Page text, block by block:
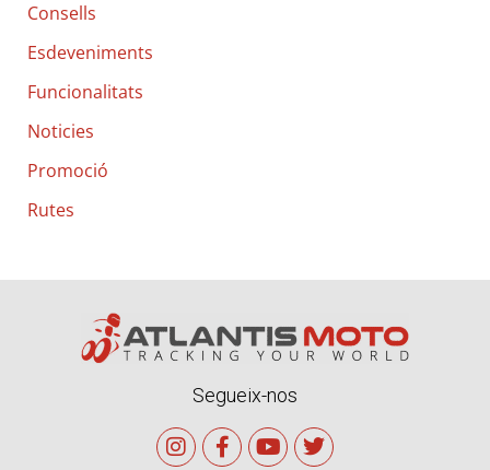
Consells
Esdeveniments
Funcionalitats
Noticies
Promoció
Rutes
Segueix-nos
n
s
F
a
c
o
u
w
i